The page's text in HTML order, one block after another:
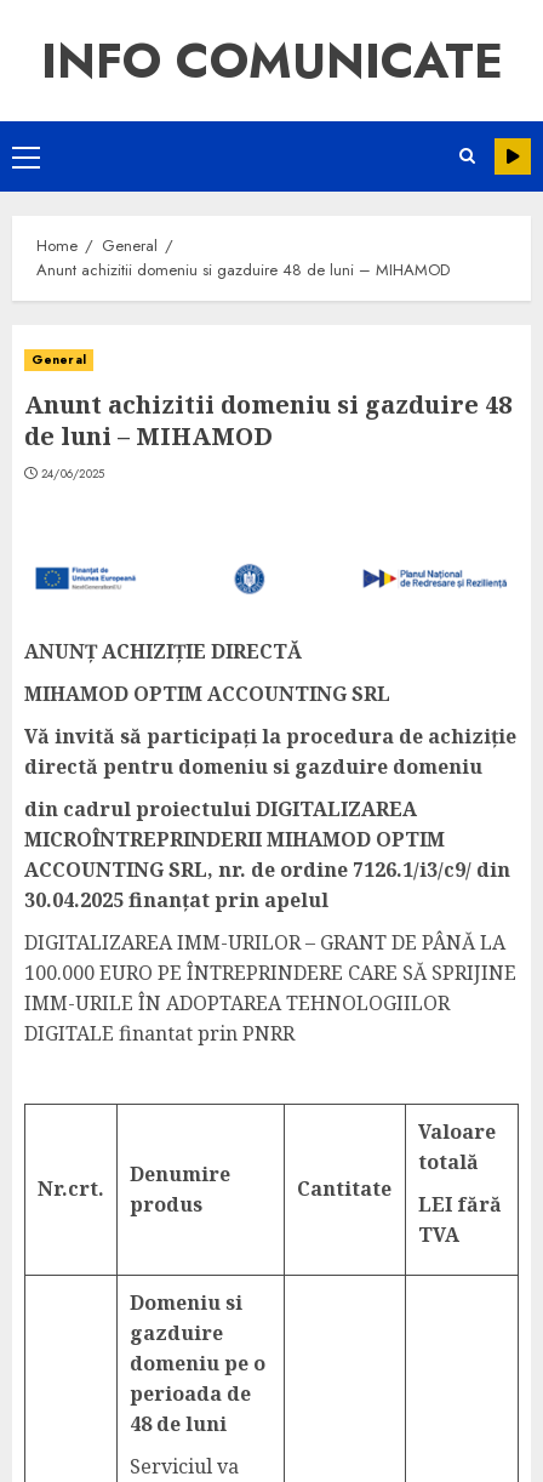
INFO COMUNICATE
Home
General
Anunt achizitii domeniu si gazduire 48 de luni – MIHAMOD
General
Anunt achizitii domeniu si gazduire 48
de luni – MIHAMOD
24/06/2025
ANUNȚ ACHIZIȚIE DIRECTĂ
MIHAMOD OPTIM ACCOUNTING SRL
Vă invită să participați la procedura de achiziție
directă pentru domeniu si gazduire domeniu
din cadrul proiectului DIGITALIZAREA
MICROÎNTREPRINDERII MIHAMOD OPTIM
ACCOUNTING SRL, nr. de ordine 7126.1/i3/c9/ din
30.04.2025 finanțat prin apelul
DIGITALIZAREA IMM-URILOR – GRANT DE PÂNĂ LA
100.000 EURO PE ÎNTREPRINDERE CARE SĂ SPRIJINE
IMM-URILE ÎN ADOPTAREA TEHNOLOGIILOR
DIGITALE finantat prin PNRR
Nr.crt.
Denumire
produs
Cantitate
Valoare
totală
LEI fără
TVA
Domeniu si
gazduire
domeniu pe o
perioada de
48 de luni
Serviciul va